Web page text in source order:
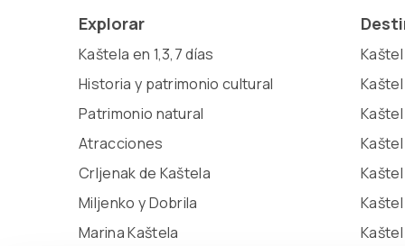
Explorar
Kaštela en 1,3,7 días
Historia y patrimonio cultural
Patrimonio natural
Atracciones
Crljenak de Kaštela
Miljenko y Dobrila
Marina Kaštela